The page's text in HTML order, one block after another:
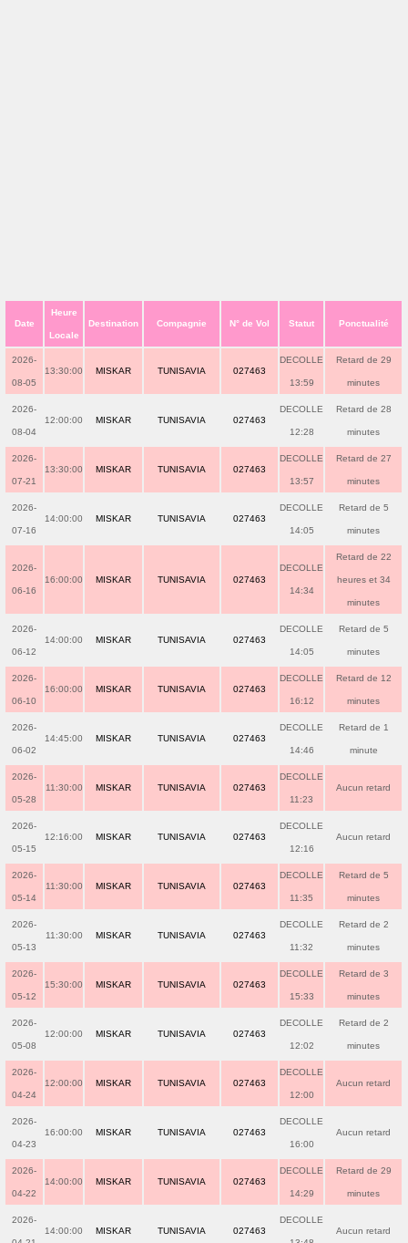
Date
Heure
Locale
Destination Compagnie N° de Vol Statut Ponctualité
2026-
08-05
13:30:00 MISKAR TUNISAVIA 027463
DECOLLE
13:59
Retard de 29
minutes
2026-
08-04
12:00:00 MISKAR TUNISAVIA 027463
DECOLLE
12:28
Retard de 28
minutes
2026-
07-21
13:30:00 MISKAR TUNISAVIA 027463
DECOLLE
13:57
Retard de 27
minutes
2026-
07-16
14:00:00 MISKAR TUNISAVIA 027463
DECOLLE
14:05
Retard de 5
minutes
2026-
06-16
16:00:00 MISKAR TUNISAVIA 027463
DECOLLE
14:34
Retard de 22
heures et 34
minutes
2026-
06-12
14:00:00 MISKAR TUNISAVIA 027463
DECOLLE
14:05
Retard de 5
minutes
2026-
06-10
16:00:00 MISKAR TUNISAVIA 027463
DECOLLE
16:12
Retard de 12
minutes
2026-
06-02
14:45:00 MISKAR TUNISAVIA 027463
DECOLLE
14:46
Retard de 1
minute
2026-
05-28
11:30:00 MISKAR TUNISAVIA 027463
DECOLLE
11:23
Aucun retard
2026-
05-15
12:16:00 MISKAR TUNISAVIA 027463
DECOLLE
12:16
Aucun retard
2026-
05-14
11:30:00 MISKAR TUNISAVIA 027463
DECOLLE
11:35
Retard de 5
minutes
2026-
05-13
11:30:00 MISKAR TUNISAVIA 027463
DECOLLE
11:32
Retard de 2
minutes
2026-
05-12
15:30:00 MISKAR TUNISAVIA 027463
DECOLLE
15:33
Retard de 3
minutes
2026-
05-08
12:00:00 MISKAR TUNISAVIA 027463
DECOLLE
12:02
Retard de 2
minutes
2026-
04-24
12:00:00 MISKAR TUNISAVIA 027463
DECOLLE
12:00
Aucun retard
2026-
04-23
16:00:00 MISKAR TUNISAVIA 027463
DECOLLE
16:00
Aucun retard
2026-
04-22
14:00:00 MISKAR TUNISAVIA 027463
DECOLLE
14:29
Retard de 29
minutes
2026-
14:00:00 MISKAR TUNISAVIA 027463
DECOLLE
Aucun retard